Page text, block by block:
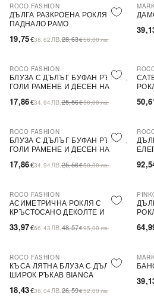
-31%
ROCO FASHION
ДЪЛГА РАЗКРОЕНА РОКЛЯ С
ПАДНАЛО РАМО
19,75€38,62 ЛВ.28,63€56,00лв.
-30%
ROCO FASHION
БЛУЗА С ДЪЛЪГ БУФАН РЪКАВ,
ГОЛИ РАМЕНЕ И ДЕСЕН НА
17,86€34,94 ЛВ.25,56€50,00лв.
-
-30%
ROCO FASHION
БЛУЗА С ДЪЛЪГ БУФАН РЪКАВ,
ГОЛИ РАМЕНЕ И ДЕСЕН НА
17,86€34,94 ЛВ.25,56€50,00лв.
-30%
ROCO FASHION
АСИМЕТРИЧНА РОКЛЯ С
КРЪСТОСАНО ДЕКОЛТЕ И
33,97€66,43 ЛВ.48,57€95,00лв.
-
-31%
ROCO FASHION
КЪСА ЛЯТНА БЛУЗА С ДЪЛЪГ
ШИРОК РЪКАВ BIANCA
18,43€36,04 ЛВ.26,59€52,00лв.